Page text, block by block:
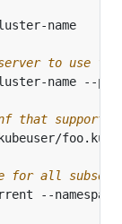
cluster-
to use
name --
that supports
for all
--namespace